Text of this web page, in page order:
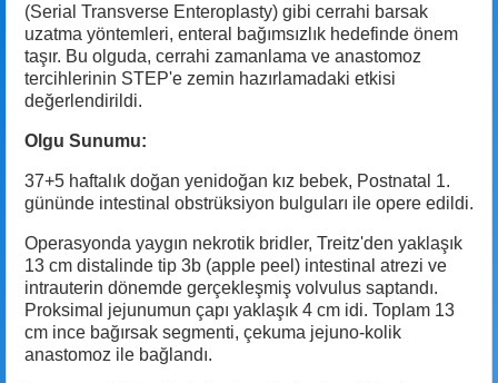
(Serial Transverse Enteroplasty) gibi cerrahi barsak
uzatma yöntemleri, enteral bağımsızlık hedefinde önem
taşır. Bu olguda, cerrahi zamanlama ve anastomoz
tercihlerinin STEP'e zemin hazırlamadaki etkisi
değerlendirildi.
Olgu Sunumu:
37+5 haftalık doğan yenidoğan kız bebek, Postnatal 1.
gününde intestinal obstrüksiyon bulguları ile opere edildi.
Operasyonda yaygın nekrotik bridler, Treitz'den yaklaşık
13 cm distalinde tip 3b (apple peel) intestinal atrezi ve
intrauterin dönemde gerçekleşmiş volvulus saptandı.
Proksimal jejunumun çapı yaklaşık 4 cm idi. Toplam 13
cm ince bağırsak segmenti, çekuma jejuno-kolik
anastomoz ile bağlandı.